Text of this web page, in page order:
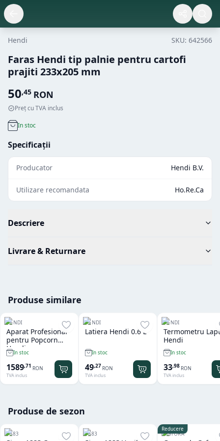
Hendi SKU: 642566
Faras Hendi tip palnie pentru cartofi
prajiti 233x205 mm
50,45 RON
Preț cu TVA inclus
In stoc
Specificații
Producator Hendi B.V.
Utilizare recomandata Ho.Re.Ca
Descriere
Livrare & Returnare
Produse similare
HENDI
Aparat Profesional
pentru Popcorn
Hendi
In stoc
1589,71 RON
TVA inclus
HENDI
Latiera Hendi 0.6 L
In stoc
49,27 RON
TVA inclus
HENDI
Termometru
Hendi
In stoc
33,98 RON
TVA inclus
Produse de sezon
1883 1883
Reducere
RISTORA